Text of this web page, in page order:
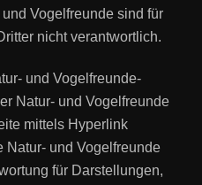
Vogelfreunde sind für
nicht verantwortlich.
und Vogelfreunde-
Natur- und Vogelfreunde
mittels Hyperlink
Natur- und Vogelfreunde
für Darstellungen,